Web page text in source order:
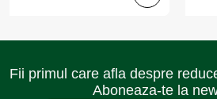
Fii primul care afla despre
Aboneaza-te la